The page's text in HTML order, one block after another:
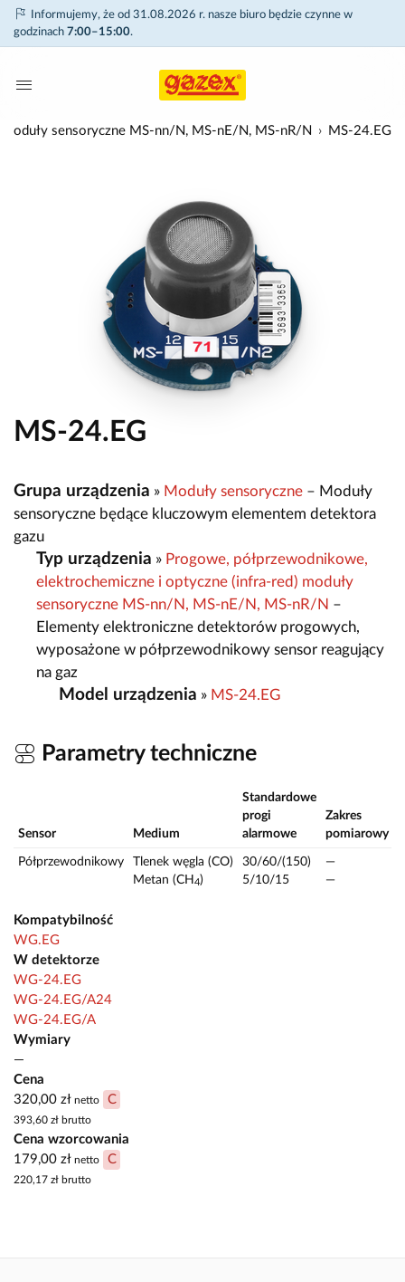
Informujemy, że od 31.08.2026 r. nasze biuro będzie czynne w
godzinach 7:00–15:00.
sensoryczne MS-nn/N, MS-nE/N, MS-nR/N MS-24.EG
MS-24.EG
Grupa urządzenia » Moduły sensoryczne – Moduły
sensoryczne będące kluczowym elementem detektora
gazu
Typ urządzenia » Progowe, półprzewodnikowe,
elektrochemiczne i optyczne (infra-red) moduły
sensoryczne MS-nn/N, MS-nE/N, MS-nR/N –
Elementy elektroniczne detektorów progowych,
wyposażone w półprzewodnikowy sensor reagujący
na gaz
Model urządzenia » MS-24.EG
Parametry techniczne
Sensor Medium
Standardowe
progi
alarmowe
Zakres
pomiarowy
Półprzewodnikowy
Tlenek węgla (CO)
Metan (CH 4)
30/60/(150)
5/10/15
—
—
Kompatybilność
WG.EG
W detektorze
WG-24.EG
WG-24.EG/A24
WG-24.EG/A
Wymiary
—
Cena
320,00 zł netto C
393,60 zł brutto
Cena wzorcowania
179,00 zł netto C
220,17 zł brutto